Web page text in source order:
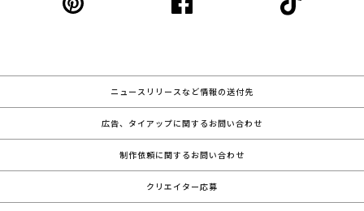
ニュースリリースなど情報の送付先
広告、タイアップに関するお問い合わせ
制作依頼に関するお問い合わせ
クリエイター応募